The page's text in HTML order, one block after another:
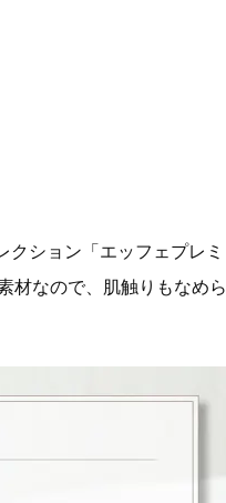
クション「エッフェプレミ
材なので、肌触りもなめら